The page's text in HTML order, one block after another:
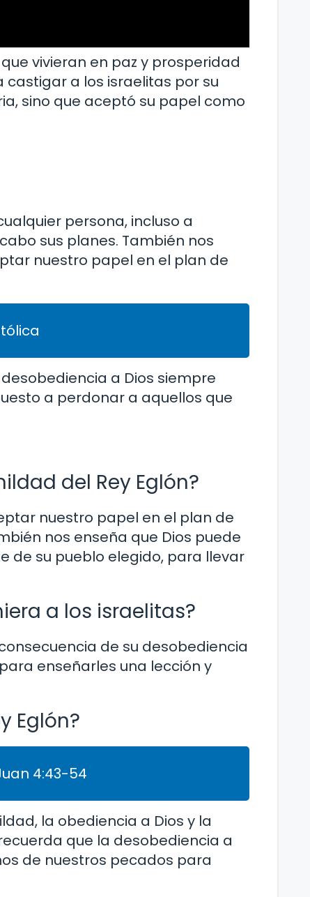
vivieran en paz y prosperidad
a los israelitas por su
sino que aceptó su papel como
persona, incluso a
sus planes. También nos
nuestro papel en el plan de
a Dios siempre
a perdonar a aquellos que
del Rey Eglón?
nuestro papel en el plan de
nos enseña que Dios puede
de su pueblo elegido, para llevar
a los israelitas?
de su desobediencia
enseñarles una lección y
Eglón?
4:43-54
la obediencia a Dios y la
que la desobediencia a
de nuestros pecados para